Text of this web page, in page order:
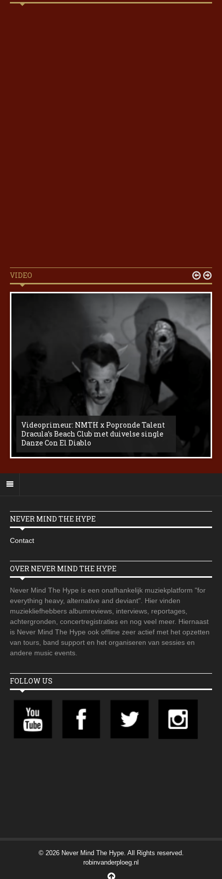
VIDEO
Videoprimeur: NMTH x Popronde Talent
Dracula’s Beach Club met duivelse single
Danze Con El Diablo
 
NEVER MIND THE HYPE
Contact
OVER NEVER MIND THE HYPE
Never Mind The Hype is een onafhankelijk muziekplatform "for
everything heavy, alternative and deviant". Hier vinden
muziekliefhebbers albumreviews, interviews, reportages,
achtergronden, concertregistraties en nog veel meer. Hiernaast
is Never Mind The Hype ook offline zeer actief met het opzetten
van tours, band support en het organiseren van sessies en
andere music events.
FOLLOW US
© 2026 Never Mind The Hype. All Rights reserved.
robinvanderploeg.nl